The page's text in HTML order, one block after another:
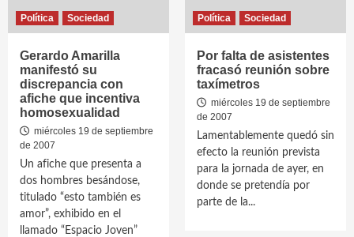
Política Sociedad
Gerardo Amarilla
manifestó su
discrepancia con
afiche que incentiva
homosexualidad
miércoles 19 de septiembre
de 2007
Un afiche que presenta a
dos hombres besándose,
titulado “esto también es
amor”, exhibido en el
llamado “Espacio Joven”
Política Sociedad
Por falta de asistentes
fracasó reunión sobre
taxímetros
miércoles 19 de septiembre
de 2007
Lamentablemente quedó sin
efecto la reunión prevista
para la jornada de ayer, en
donde se pretendía por
parte de la...